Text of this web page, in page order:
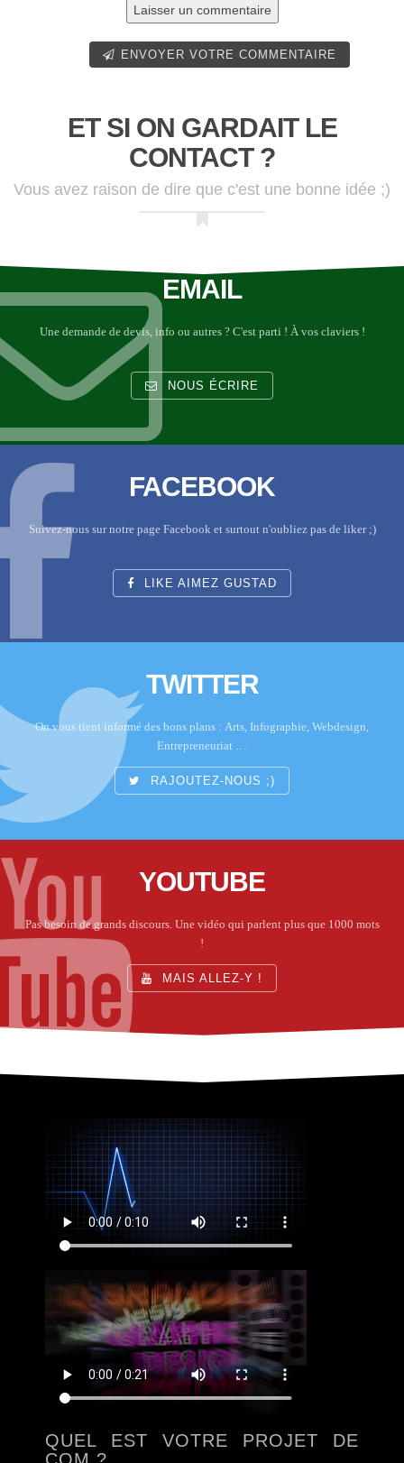
ENVOYER VOTRE COMMENTAIRE
ET SI ON GARDAIT LE
CONTACT ?
Vous avez raison de dire que c'est une bonne idée ;)
EMAIL
Une demande de devis, info ou autres ? C'est parti ! À vos claviers !
NOUS ÉCRIRE
FACEBOOK
Suivez-nous sur notre page Facebook et surtout n'oubliez pas de liker ;)
LIKE AIMEZ GUSTAD
TWITTER
On vous tient informé des bons plans : Arts, Infographie, Webdesign,
Entrepreneuriat …
RAJOUTEZ-NOUS ;)
YOUTUBE
Pas besoin de grands discours. Une vidéo qui parlent plus que 1000 mots
!
MAIS ALLEZ-Y !
QUEL EST VOTRE PROJET DE